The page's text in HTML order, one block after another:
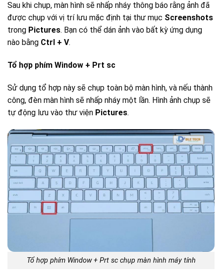
Sau khi chụp, màn hình sẽ nhấp nháy thông báo rằng ảnh đã
được chụp với vị trí lưu mặc định tại thư mục Screenshots
trong Pictures. Bạn có thể dán ảnh vào bất kỳ ứng dụng
nào bằng Ctrl + V.
Tổ hợp phím Window + Prt sc
Sử dụng tổ hợp này sẽ chụp toàn bộ màn hình, và nếu thành
công, đèn màn hình sẽ nhấp nháy một lần. Hình ảnh chụp sẽ
tự động lưu vào thư viện Pictures.
Tổ hợp phím Window + Prt sc chụp màn hình máy tính